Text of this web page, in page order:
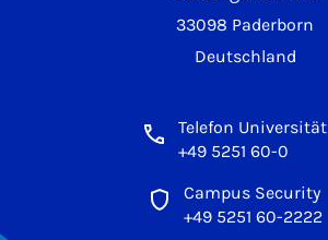
33098 Paderborn
Deutschland
Telefon Universität
+49 5251 60-0
Campus Security
+49 5251 60-2222